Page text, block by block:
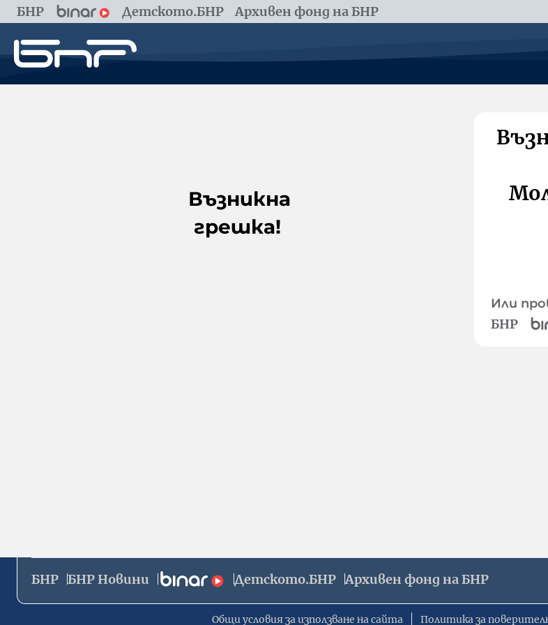
БНР Детското.БНР Архивен фонд на БНР
Възникна
грешка!
Или
БНР
БНР БНР Новини Детското.БНР Архивен фонд на БНР
Общи условия за използване на сайта Политика за